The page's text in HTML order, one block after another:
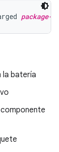
package-
la batería